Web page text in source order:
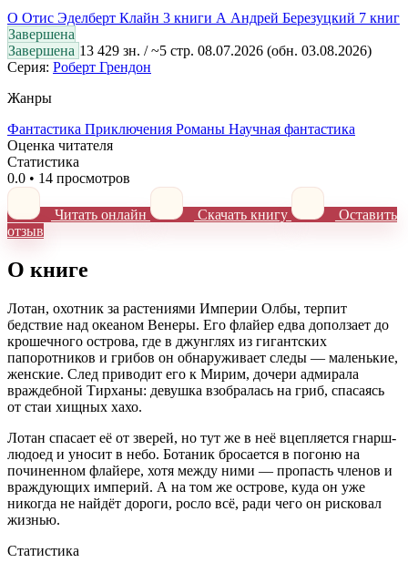
О Отис Эделберт Клайн 3 книги А Андрей Березуцкий 7 книг
Завершена
Завершена 13 429 зн. / ~5 стр. 08.07.2026 (обн. 03.08.2026)
Серия: Роберт Грендон
Жанры
Фантастика Приключения Романы Научная фантастика
Оценка читателя
Статистика
0.0 • 14 просмотров
Читать онлайн Скачать книгу
Оставить
отзыв
О книге
Лотан, охотник за растениями Империи Олбы, терпит
бедствие над океаном Венеры. Его флайер едва доползает до
крошечного острова, где в джунглях из гигантских
папоротников и грибов он обнаруживает следы — маленькие,
женские. След приводит его к Мирим, дочери адмирала
враждебной Тирханы: девушка взобралась на гриб, спасаясь
от стаи хищных хахо.
Лотан спасает её от зверей, но тут же в неё вцепляется гнарш-
людоед и уносит в небо. Ботаник бросается в погоню на
починенном флайере, хотя между ними — пропасть членов и
враждующих империй. А на том же острове, куда он уже
никогда не найдёт дороги, росло всё, ради чего он рисковал
жизнью.
Статистика